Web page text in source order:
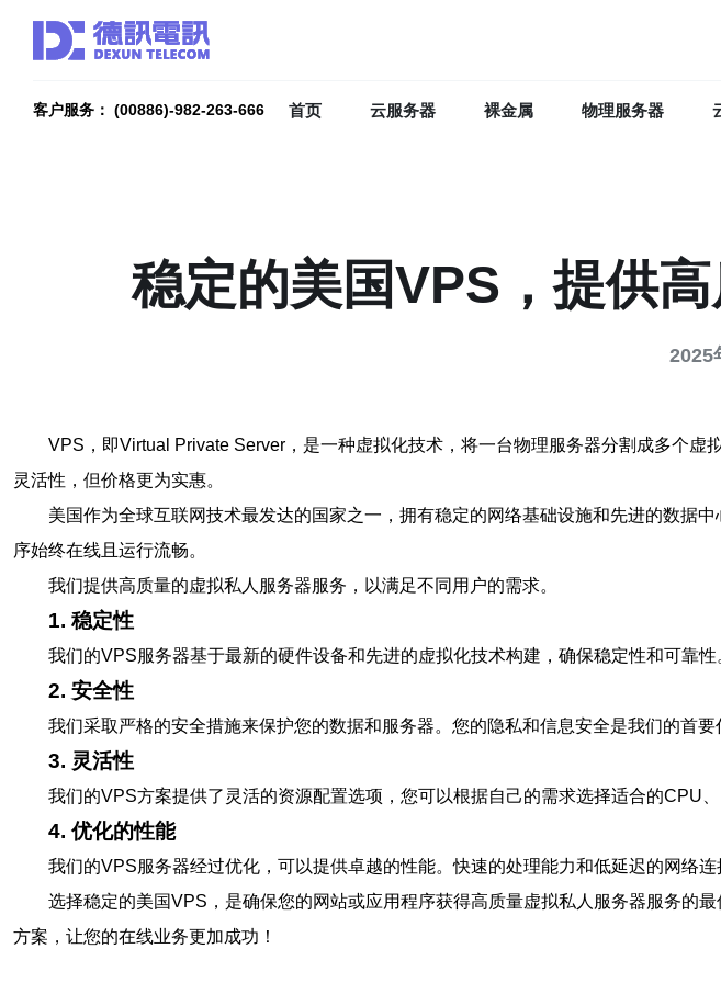
客户服务： (00886)-982-263-666 首页 云服务器 裸金属 物理服务器
稳定的美国VPS，提供
2025
VPS，即Virtual Private Server，是一种虚拟化技术，将一台物理服务器分割成多个
灵活性，但价格更为实惠。
美国作为全球互联网技术最发达的国家之一，拥有稳定的网络基础设施和先进的数据
序始终在线且运行流畅。
我们提供高质量的虚拟私人服务器服务，以满足不同用户的需求。
1. 稳定性
我们的VPS服务器基于最新的硬件设备和先进的虚拟化技术构建，确保稳定性和可靠
2. 安全性
我们采取严格的安全措施来保护您的数据和服务器。您的隐私和信息安全是我们的首
3. 灵活性
我们的VPS方案提供了灵活的资源配置选项，您可以根据自己的需求选择适合的CPU
4. 优化的性能
我们的VPS服务器经过优化，可以提供卓越的性能。快速的处理能力和低延迟的网络
选择稳定的美国VPS，是确保您的网站或应用程序获得高质量虚拟私人服务器服务的
方案，让您的在线业务更加成功！